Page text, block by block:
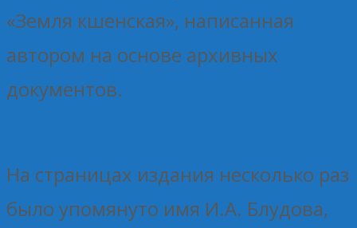
«Земля кшенская», написанная
автором на основе архивных
документов.
На страницах издания несколько раз
было упомянуто имя И.А. Блудова,